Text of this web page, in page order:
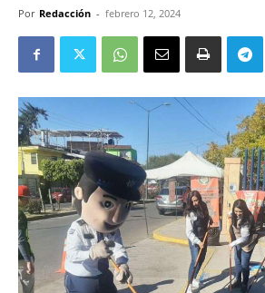
Por Redacción - febrero 12, 2024